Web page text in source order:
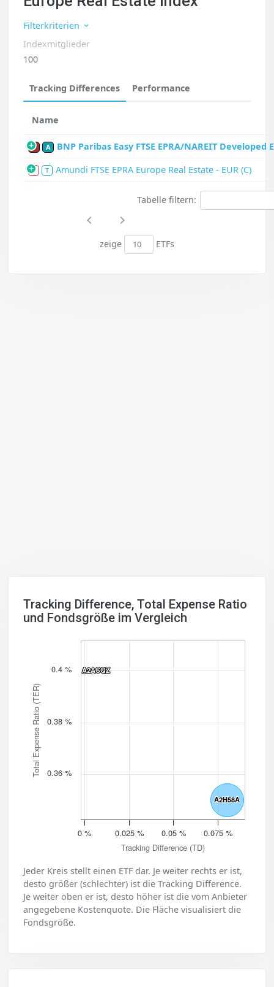
Filterkriterien
Indexmitglieder
100
Tracking Differences Performance
Name
P A BNP Paribas Easy FTSE EPRA/NAREIT Developed
S T Amundi FTSE EPRA Europe Real Estate - EUR (C)
Tabelle filtern:
zeige ETFs
Tracking Difference, Total Expense Ratio
und Fondsgröße im Vergleich
Tracking Difference (TD)
Total Expense Ratio (TER)
A2ACQZ
A2ACQZ
A2H58A
A2H58A
0 % 0.025 % 0.05 % 0.075 %
0.36 %
0.38 %
0.4 %
Jeder Kreis stellt einen ETF dar. Je weiter rechts er ist,
desto größer (schlechter) ist die Tracking Difference.
Je weiter oben er ist, desto höher ist die vom Anbieter
angegebene Kostenquote. Die Fläche visualisiert die
Fondsgröße.